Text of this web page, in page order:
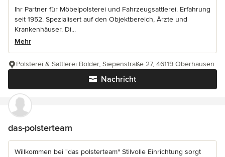
Ihr Partner für Möbelpolsterei und Fahrzeugsattlerei. Erfahrung
seit 1952. Spezialisert auf den Objektbereich, Ärzte und
Krankenhäuser. Di...
Mehr
Nachricht
Polsterei & Sattlerei Bolder, Siepenstraße 27, 46119 Oberhausen
das-polsterteam
Willkommen bei "das polsterteam" Stilvolle Einrichtung sorgt